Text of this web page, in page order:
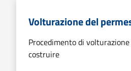
Volturazione del
Procedimento di
costruire